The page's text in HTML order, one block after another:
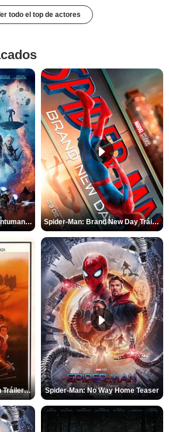
todo el top de actores
Ant-Man y la Avispa: Quantumanía Tráiler (2) Spider-Man: Brand New Day Tráiler (3)
Star Trek II: la ira de Khan Tráiler VO Spider-Man: No Way Home Teaser